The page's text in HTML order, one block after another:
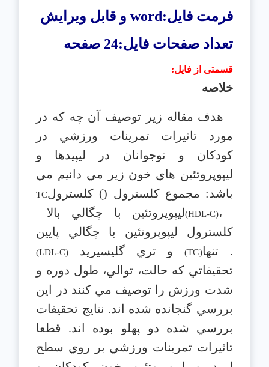
فرمت فایل:word و قابل ویرایش
تعداد صفحات فایل:24 صفحه
قسمتی از فایل:
خلاصه
هدف مقاله زير توصيف آن چه كه در
مورد تاثيرات تمرينات ورزشي در
كودكان و نوجوانان در ليپيدها و
ليپوپروتئين هاي خون زير مي دانيم مي
باشد: مجموع كلسترول (
TC) كلسترول
ليپوپروتئين با چگالي بالا(HDL-C)،
كلسترول ليپوپروتئين با چگالي پايين
(LDL-C) و تري گليسيريد (TG). تنها
تحقيقاتي كه حالت، توالي، طول دوره و
شدت ورزش را توصيف مي كنند در اين
بررسي گنجانده شده اند. نتايج تحقيقات
بررسي شده دو پهلو بوده اند. قطعا
تاثيرات تمرينات ورزشي بر روي سطح